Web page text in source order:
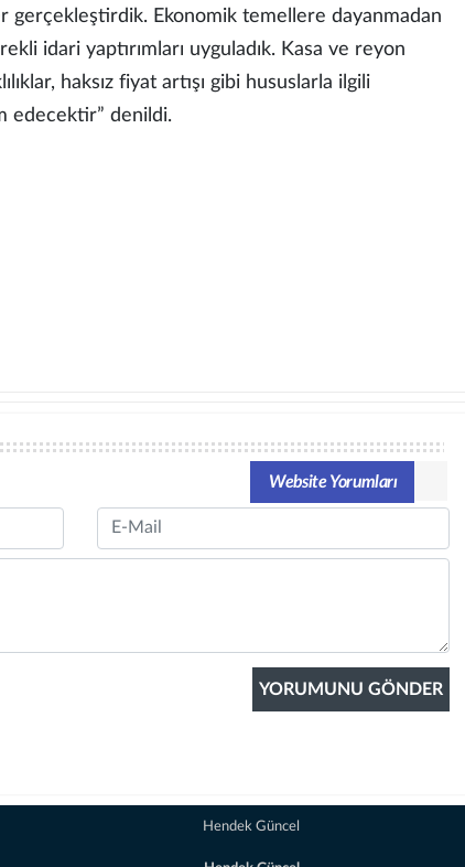
gerçekleştirdik. Ekonomik temellere dayanmadan
idari yaptırımları uyguladık. Kasa ve reyon
haksız fiyat artışı gibi hususlarla ilgili
edecektir” denildi.
Website Yorumları
Email
Hendek Güncel